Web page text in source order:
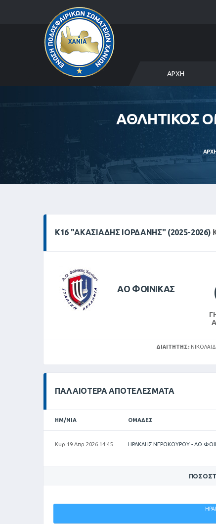
ΑΡΧΉ
ΑΘΛΗΤΙΚΟΣ
Κ16 "ΑΚΑΣΙΆΔΗΣ ΙΟΡΔΆΝΗΣ" (2025-2026)
ΑΟ ΦΟΙΝΙΚΑΣ
ΔΙΑΙΤΗΤΉΣ:
ΠΑΛΑΙΌΤΕΡΑ ΑΠΟΤΕΛΈΣΜΑΤΑ
ΗΜ/ΝΊΑ ΟΜΆΔΕΣ
Κυρ 19 Απρ 2026 14:45 ΗΡΑΚΛΗΣ ΝΕΡΟΚΟΥΡΟΥ - ΑΟ